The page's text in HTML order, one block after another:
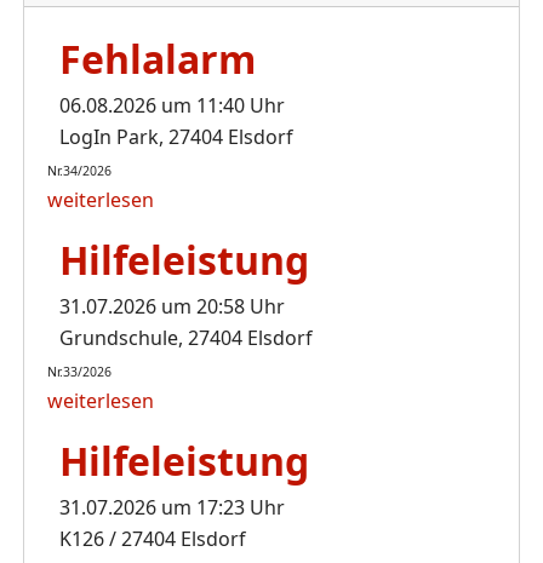
Fehlalarm
06.08.2026 um 11:40 Uhr
LogIn Park, 27404 Elsdorf
Nr.34/2026
weiterlesen
Hilfeleistung
31.07.2026 um 20:58 Uhr
Grundschule, 27404 Elsdorf
Nr.33/2026
weiterlesen
Hilfeleistung
31.07.2026 um 17:23 Uhr
K126 / 27404 Elsdorf